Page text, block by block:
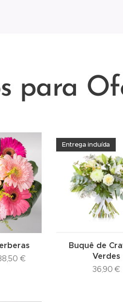
para
€
Buquê de
Verdes
Entrega incluída
36,90 €